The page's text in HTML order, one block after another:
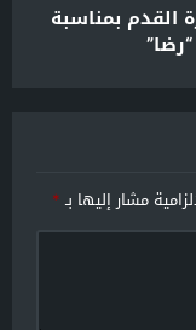
القدم بمناسبة
مشار إليها بـ*